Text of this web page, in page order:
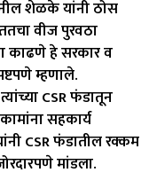
शेळके यांनी ठोस
वीज पुरवठा
काढणे हे सरकार व
म्हणाले.
CSR फंडातून
सहकार्य
CSR फंडातील रक्कम
मांडला.